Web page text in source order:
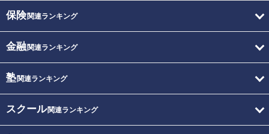
保険関連ランキング
金融関連ランキング
塾関連ランキング
スクール関連ランキング